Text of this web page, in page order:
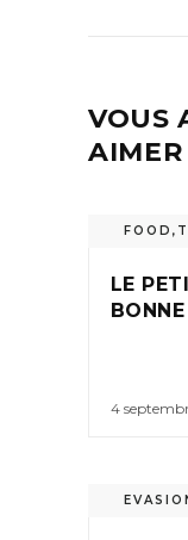
VOUS
AIMER
FOOD ,
LE
4